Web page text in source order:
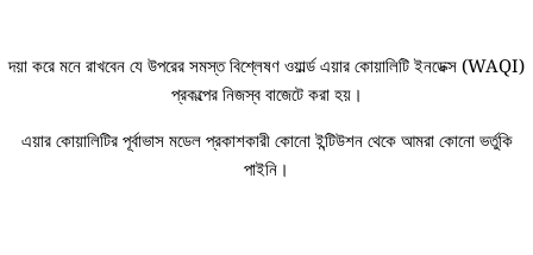
দয়া করে মনে রাখবেন যে উপরের সমস্ত বিশ্লেষণ ওয়ার্ল্ড এয়ার কোয়ালিটি ইনডেক্স (WAQI)
প্রকল্পের নিজস্ব বাজেটে করা হয়।
এয়ার কোয়ালিটির পূর্বাভাস মডেল প্রকাশকারী কোনো ইন্টিউশন থেকে আমরা কোনো ভর্তুকি
পাইনি।